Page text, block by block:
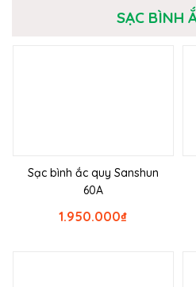
SẠC BÌNH
Sạc bình ắc quy Sanshun
60A
₫
1.950.000